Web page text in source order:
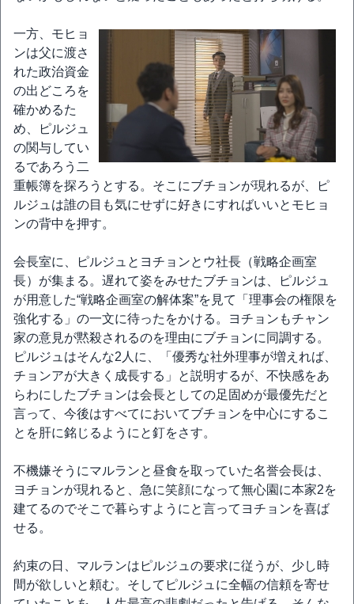
一方、モヒョ
ンは父に渡さ
れた政治資金
の出どころを
確かめるた
め、ピルジュ
の関与してい
るであろう二
重帳簿を探ろうとする。そこにブチョンが現れるが、ピ
ルジュは誰の目も気にせずに好きにすればいいとモヒョ
ンの背中を押す。
会長室に、ピルジュとヨチョンとウ社長（戦略企画室
長）が集まる。遅れて姿をみせたブチョンは、ピルジュ
が用意した“戦略企画室の解体案”を見て「理事会の権限を
強化する」の一文に待ったをかける。ヨチョンもチャン
家の意見が黙殺されるのを理由にブチョンに同調する。
ピルジュはそんな2人に、「優秀な社外理事が増えれば、
チョンアが大きく成長する」と説明するが、不快感をあ
らわにしたブチョンは会長としての足固めが最優先だと
言って、今後はすべてにおいてブチョンを中心にするこ
とを肝に銘じるようにと釘をさす。
不機嫌そうにマルランと昼食を取っていた名誉会長は、
ヨチョンが現れると、急に笑顔になって無心園に本家2を
建てるのでそこで暮らすようにと言ってヨチョンを喜ば
せる。
約束の日、マルランはピルジュの要求に従うが、少し時
間が欲しいと頼む。そしてピルジュに全幅の信頼を寄せ